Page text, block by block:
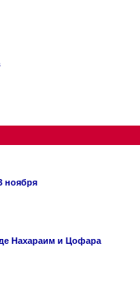
ноября
Нахараим и Цофара